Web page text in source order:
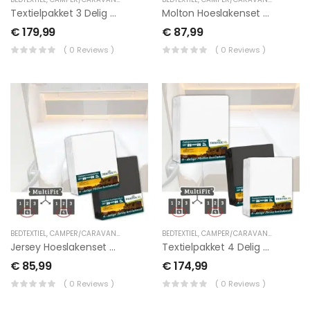
Textielpakket 3 Delig Met Midden Matras -2 Hoeslakenset(3 Delig) En 1 Moltonset(3 Delig)
€179,99
( 0 Reviews )
Molton Hoeslakenset – 4 Delig Met Midden Matras
€ 87,99
( 0 Reviews )
BEDTEXTIEL, CAMPER/CARAVAN TEXTIEL LENGTEBED,TUSSENHOESLAKENS
Jersey Hoeslakenset – 4 Delig Met Midden Matras
€ 85,99
( 0 Reviews )
BEDTEXTIEL, CAMPER/CARAVAN TEXTIEL
Textielpakket 4 Delig Met Midden Matras -1 Hoeslakenset(4 Delig) En 1 Moltonset(4 Delig)
€174,99
( 0 Reviews )